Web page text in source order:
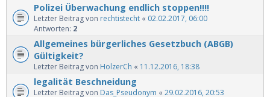
Polizei Überwachung endlich stoppen!!!!
Letzter Beitrag von rechtistecht « 02.02.2017, 06:00
Antworten: 2
Allgemeines bürgerliches Gesetzbuch (ABGB)
Gültigkeit?
Letzter Beitrag von HolzerCh « 11.12.2016, 18:38
legalität Beschneidung
Letzter Beitrag von Das_Pseudonym « 29.02.2016, 20:53